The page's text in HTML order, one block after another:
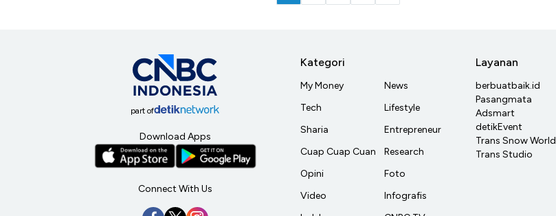
part of
Download Apps
Connect With Us
Kategori
My Money
Tech
Sharia
Cuap Cuap Cuan
Opini
Video
News
Lifestyle
Entrepreneur
Research
Foto
Infografis
Layanan
berbuatbaik.id
Pasangmata
Adsmart
detikEvent
Trans Snow World
Trans Studio